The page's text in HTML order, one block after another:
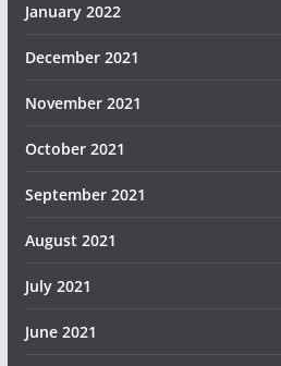
January 2022
December 2021
November 2021
October 2021
September 2021
August 2021
July 2021
June 2021